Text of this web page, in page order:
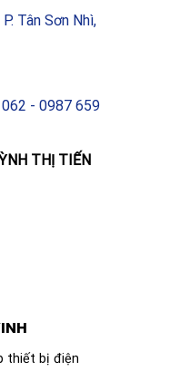
Tân Sơn Nhì,
- 0987 659
THỊ TIẾN
thiết bị điện